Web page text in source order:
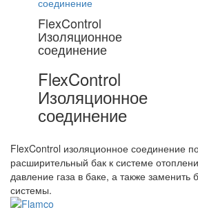
FlexControl
Изоляционное
соединение
FlexControl
Изоляционное
соединение
FlexControl изоляционное соединение
расширительный бак к системе
давление газа в баке, а также заменить
системы.